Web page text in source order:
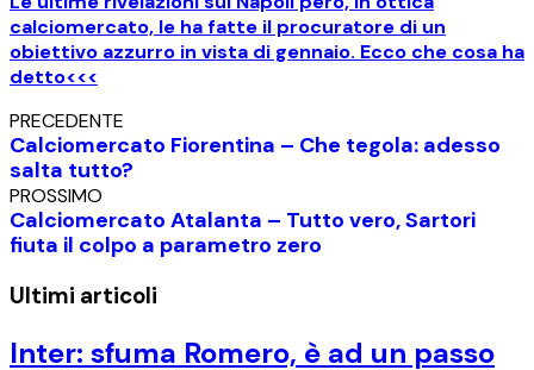
calciomercato, le ha fatte il procuratore di un
obiettivo azzurro in vista di gennaio. Ecco che cosa ha
detto<<<
PRECEDENTE
Calciomercato Fiorentina – Che tegola: adesso
salta tutto?
PROSSIMO
Calciomercato Atalanta – Tutto vero, Sartori
fiuta il colpo a parametro zero
Ultimi articoli
Inter: sfuma Romero, è ad un passo